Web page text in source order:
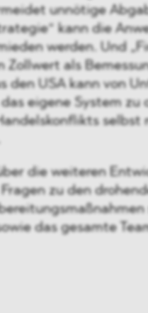
unnötige
kann die
werden. Und
Zollwert als
den USA kann von
eigene System zu
selbst
die weiteren
zu den
das gesamte